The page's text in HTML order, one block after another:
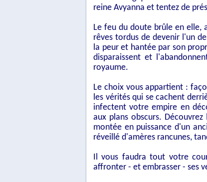
reine Avyanna et tentez de
Le feu du doute brûle en elle,
rêves tordus de devenir l'un
la peur et hantée par son
disparaissent et
royaume.
Le choix vous appartient :
les vérités qui se cachent
infectent votre empire en
aux plans obscurs.
montée en puissance d'un
réveillé d'amères rancunes,
Il vous faudra tout votre
affronter - et embrasser - ses